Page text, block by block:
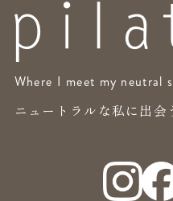
Where I meet my neutral
ニュートラルな私に出会